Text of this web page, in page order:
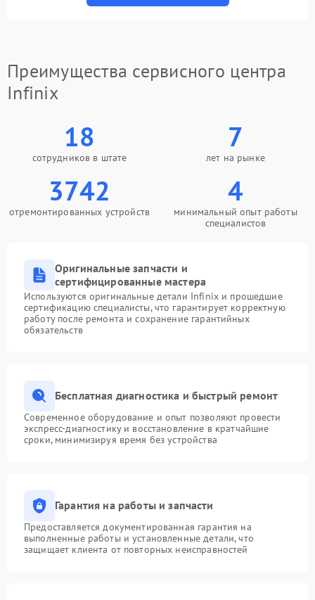
Преимущества сервисного центра
Infinix
18
сотрудников в штате
7
лет на рынке
3742
отремонтированных устройств
4
минимальный опыт работы
специалистов
Оригинальные запчасти и
сертифицированные мастера
Используются оригинальные детали Infinix и прошедшие
сертификацию специалисты, что гарантирует корректную
работу после ремонта и сохранение гарантийных
обязательств
Бесплатная диагностика и быстрый ремонт
Современное оборудование и опыт позволяют провести
экспресс-диагностику и восстановление в кратчайшие
сроки, минимизируя время без устройства
Гарантия на работы и запчасти
Предоставляется документированная гарантия на
выполненные работы и установленные детали, что
защищает клиента от повторных неисправностей